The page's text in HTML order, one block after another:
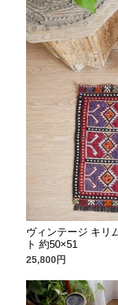
ヴィンテージ キリ
ト 約50×51
25,800円